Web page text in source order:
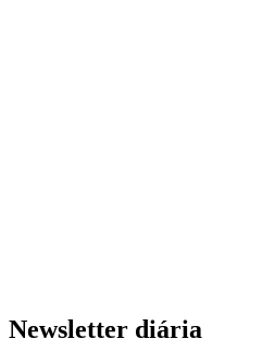
Newsletter diária